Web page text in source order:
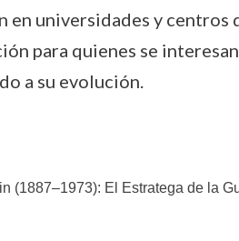
en universidades y centros
para quienes se
a su evolución.
(1887–1973): El Estratega de la